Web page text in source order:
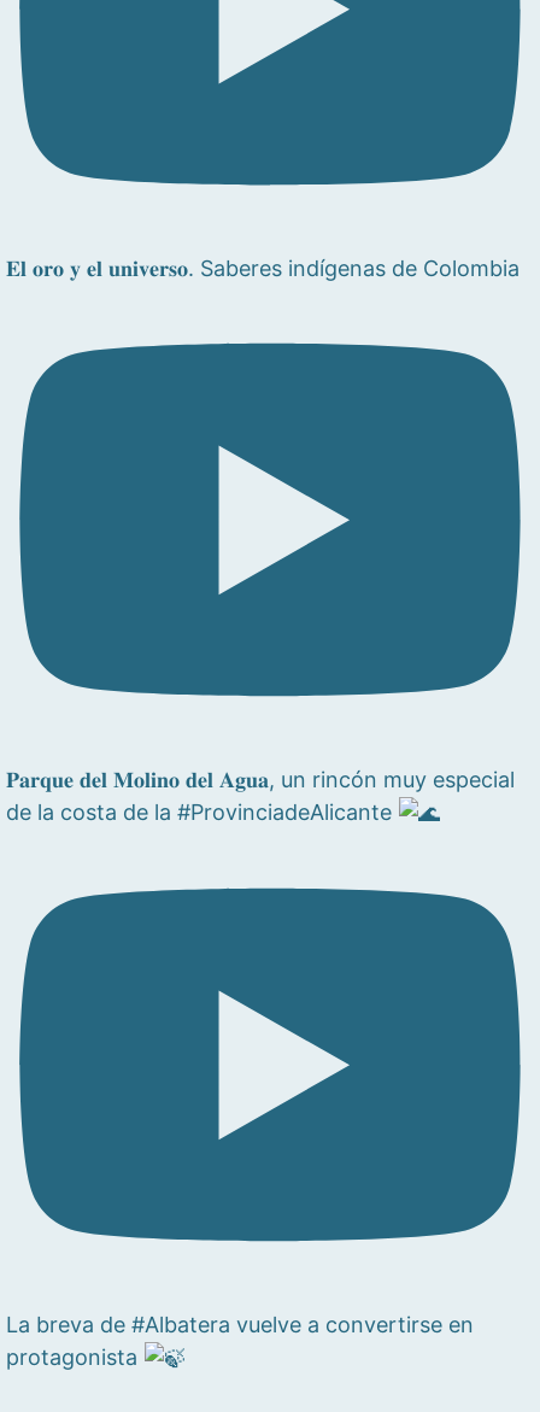
𝐄𝐥 𝐨𝐫𝐨 𝐲 𝐞𝐥 𝐮𝐧𝐢𝐯𝐞𝐫𝐬𝐨. Saberes indígenas de Colombia
𝐏𝐚𝐫𝐪𝐮𝐞 𝐝𝐞𝐥 𝐌𝐨𝐥𝐢𝐧𝐨 𝐝𝐞𝐥 𝐀𝐠𝐮𝐚, un rincón muy especial
de la costa de la #ProvinciadeAlicante
La breva de #Albatera vuelve a convertirse en
protagonista